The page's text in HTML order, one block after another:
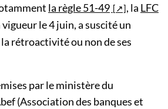
la règle 51-49 , la LFC
vigueur le 4 juin, a suscité un
rétroactivité ou non de ses
par le ministère du
(Association des banques et